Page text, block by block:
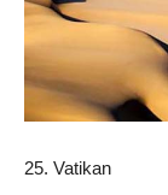
25. Vatikan